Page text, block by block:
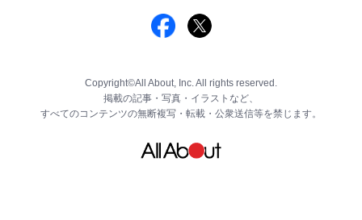
Copyright©All About, Inc. All rights reserved.
掲載の記事・写真・イラストなど、
すべてのコンテンツの無断複写・転載・公衆送信等を禁じます。